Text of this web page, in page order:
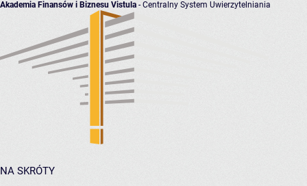
Akademia Finansów i Biznesu Vistula - Centralny System Uwierzytelniania
NA SKRÓTY